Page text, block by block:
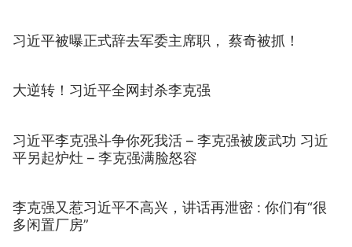
习近平被曝正式辞去军委主席职， 蔡奇被抓！
大逆转！习近平全网封杀李克强
习近平李克强斗争你死我活 – 李克强被废武功 习近
平另起炉灶 – 李克强满脸怒容
李克强又惹习近平不高兴，讲话再泄密 : 你们有“很
多闲置厂房”